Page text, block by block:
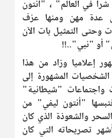
في العالم" ، "أنتون
عدة مهن ومنها عزف
وحتى التمثيل بات الآن
أو "نبي"..!!
إعلاميا وزاد من هذا
المشهورة إلى
واجتماعات "شيطانية"
"أنتون ليفي" من
والشعوذة الذي كان
تصريحاته التي كان